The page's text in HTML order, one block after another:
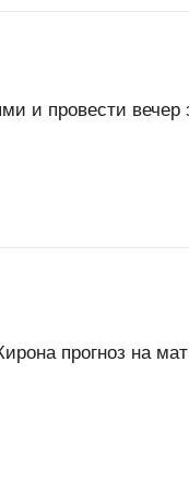
и провести
прогноз на